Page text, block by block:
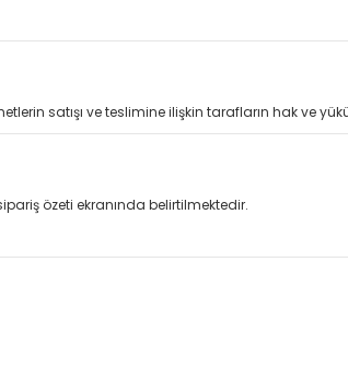
satışı ve teslimine ilişkin tarafların hak ve
özeti ekranında belirtilmektedir.